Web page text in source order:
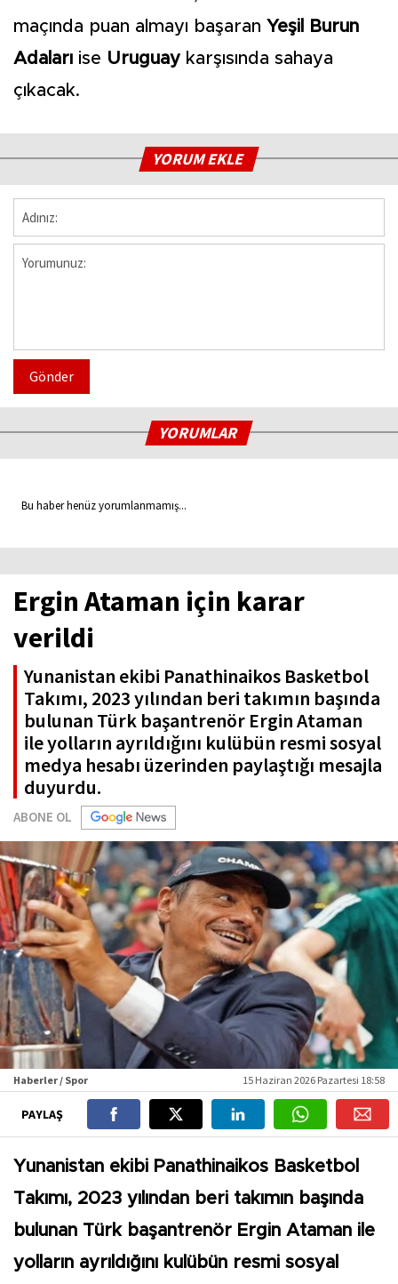
maçında puan almayı başaran Yeşil Burun
Adaları ise Uruguay karşısında sahaya
çıkacak.
YORUM EKLE
Gönder
YORUMLAR
Bu haber henüz yorumlanmamış...
Ergin Ataman için karar
verildi
Yunanistan ekibi Panathinaikos Basketbol
Takımı, 2023 yılından beri takımın başında
bulunan Türk başantrenör Ergin Ataman
ile yolların ayrıldığını kulübün resmi sosyal
medya hesabı üzerinden paylaştığı mesajla
duyurdu.
ABONE OL
Haberler / Spor 15 Haziran 2026 Pazartesi 18:58
PAYLAŞ
Yunanistan ekibi Panathinaikos Basketbol
Takımı, 2023 yılından beri takımın başında
bulunan Türk başantrenör Ergin Ataman ile
yolların ayrıldığını kulübün resmi sosyal